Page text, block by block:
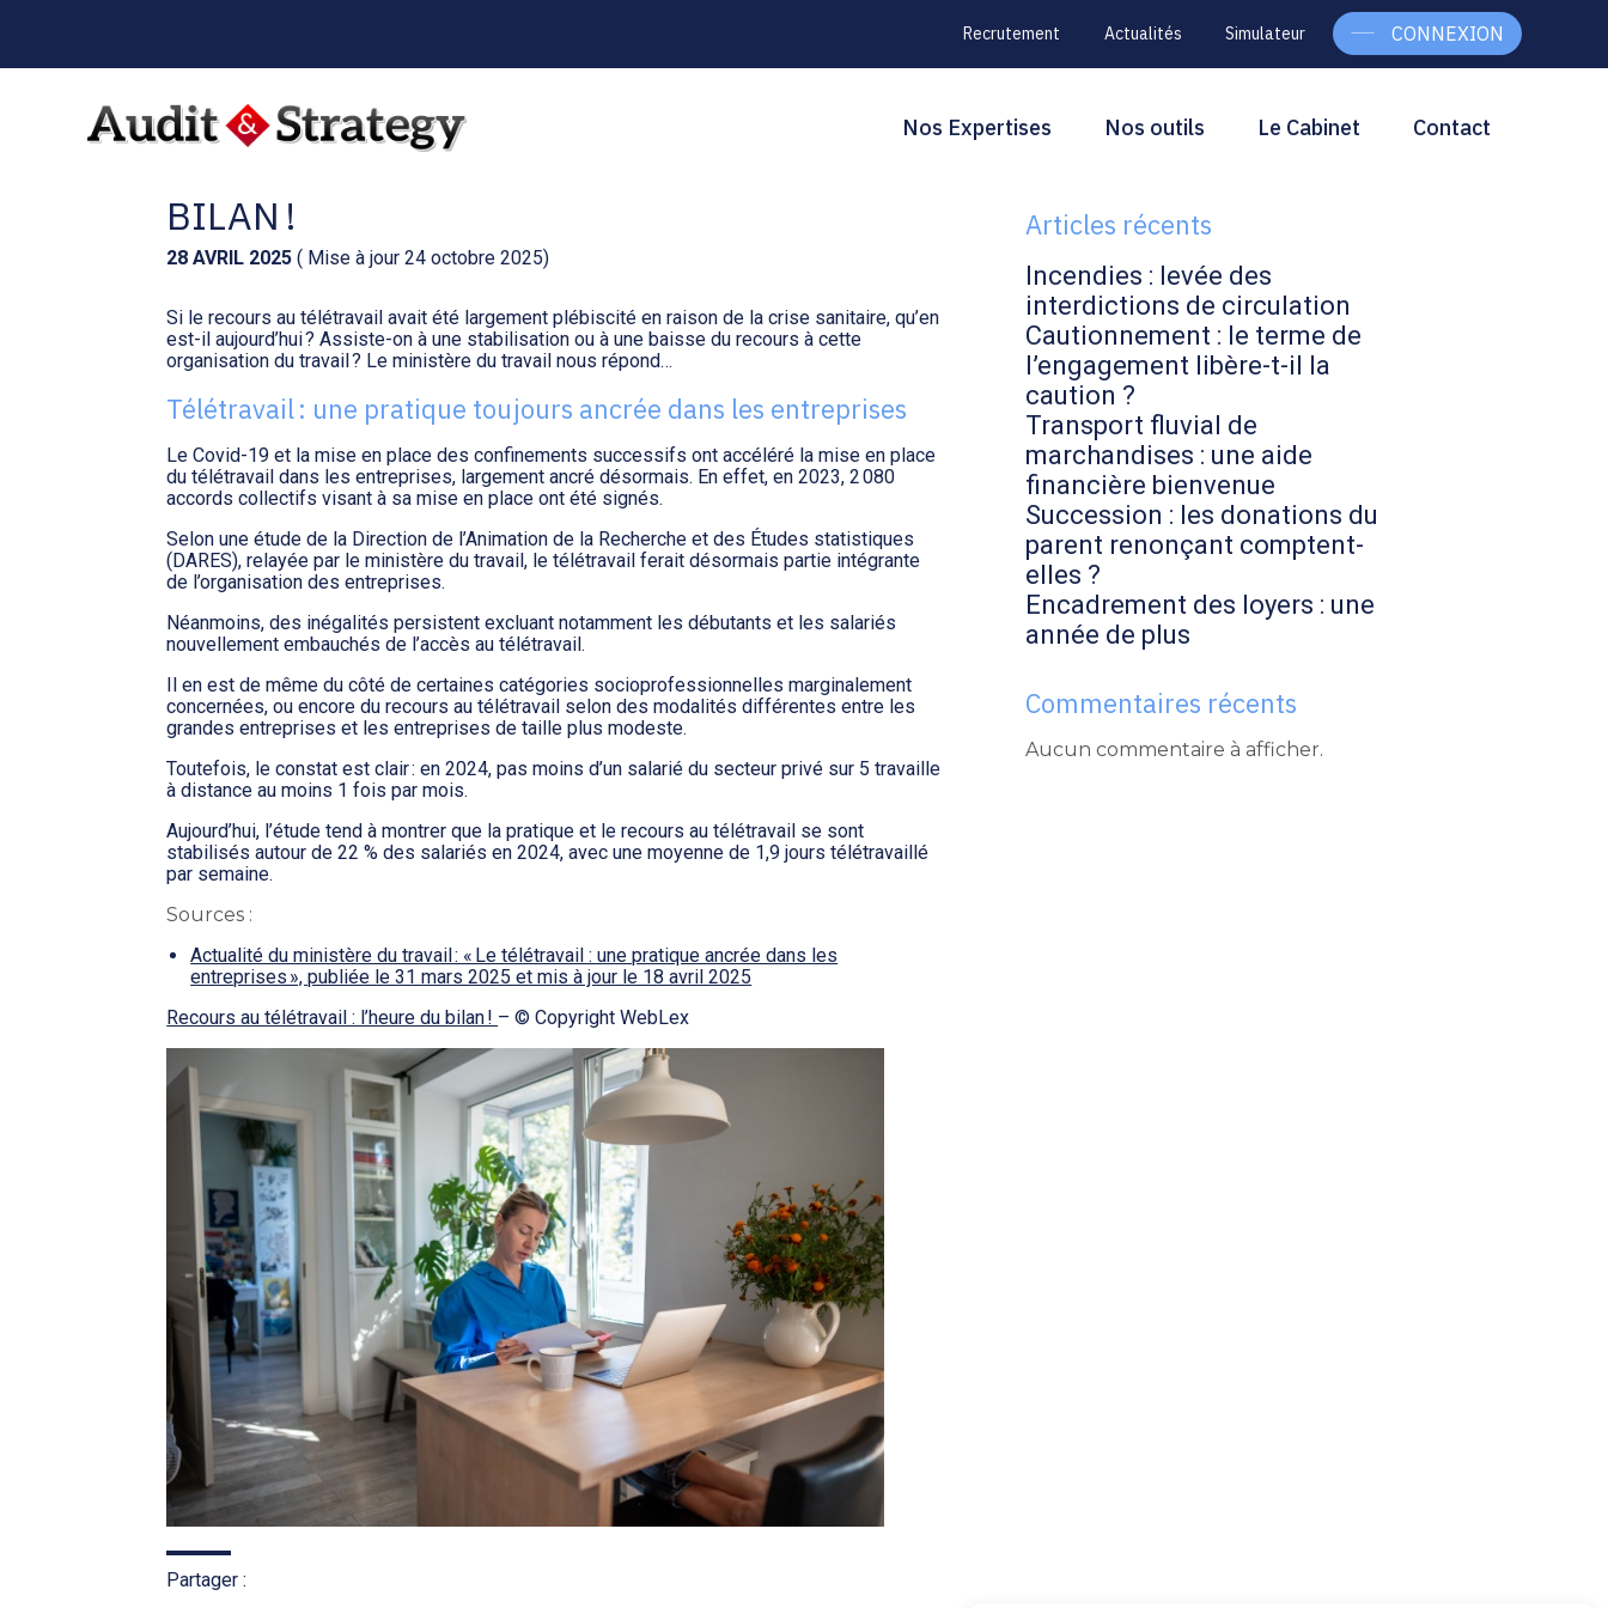
sub-
header
Recrutement Actualités Simulateur CONNEXION
Aller
Principal
Nos Expertises Nos outils Le Cabinet Contact
BILAN !
28 AVRIL 2025 ( Mise à jour 24 octobre 2025)
Si le recours au télétravail avait été largement plébiscité en raison de la crise sanitaire, qu’en
est-il aujourd’hui ? Assiste-on à une stabilisation ou à une baisse du recours à cette
organisation du travail ? Le ministère du travail nous répond…
Télétravail : une pratique toujours ancrée dans les entreprises
Le Covid-19 et la mise en place des confinements successifs ont accéléré la mise en place
du télétravail dans les entreprises, largement ancré désormais. En effet, en 2023, 2 080
accords collectifs visant à sa mise en place ont été signés.
Selon une étude de la Direction de l’Animation de la Recherche et des Études statistiques
(DARES), relayée par le ministère du travail, le télétravail ferait désormais partie intégrante
de l’organisation des entreprises.
Néanmoins, des inégalités persistent excluant notamment les débutants et les salariés
nouvellement embauchés de l’accès au télétravail.
Il en est de même du côté de certaines catégories socioprofessionnelles marginalement
concernées, ou encore du recours au télétravail selon des modalités différentes entre les
grandes entreprises et les entreprises de taille plus modeste.
Toutefois, le constat est clair : en 2024, pas moins d’un salarié du secteur privé sur 5 travaille
à distance au moins 1 fois par mois.
Aujourd’hui, l’étude tend à montrer que la pratique et le recours au télétravail se sont
stabilisés autour de 22 % des salariés en 2024, avec une moyenne de 1,9 jours télétravaillé
par semaine.
Sources :
Actualité du ministère du travail : « Le télétravail : une pratique ancrée dans les
entreprises », publiée le 31 mars 2025 et mis à jour le 18 avril 2025
Recours au télétravail : l’heure du bilan ! – © Copyright WebLex
Partager :
Blog
Rechercher
Articles récents
Incendies : levée des
interdictions de circulation
Cautionnement : le terme de
l’engagement libère-t-il la
caution ?
Transport fluvial de
marchandises : une aide
financière bienvenue
Succession : les donations du
parent renonçant comptent-
elles ?
Encadrement des loyers : une
année de plus
Commentaires récents
Aucun commentaire à afficher.